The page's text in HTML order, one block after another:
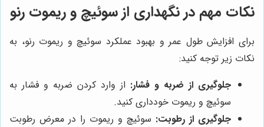
نکات مهم در نگهداری از سوئیچ و ریموت رنو
برای افزایش طول عمر و بهبود عملکرد سوئیچ و ریموت رنو، به
نکات زیر توجه کنید:
جلوگیری از ضربه و فشار: از وارد کردن ضربه و فشار به
سوئیچ و ریموت خودداری کنید.
جلوگیری از رطوبت: سوئیچ و ریموت را در معرض رطوبت